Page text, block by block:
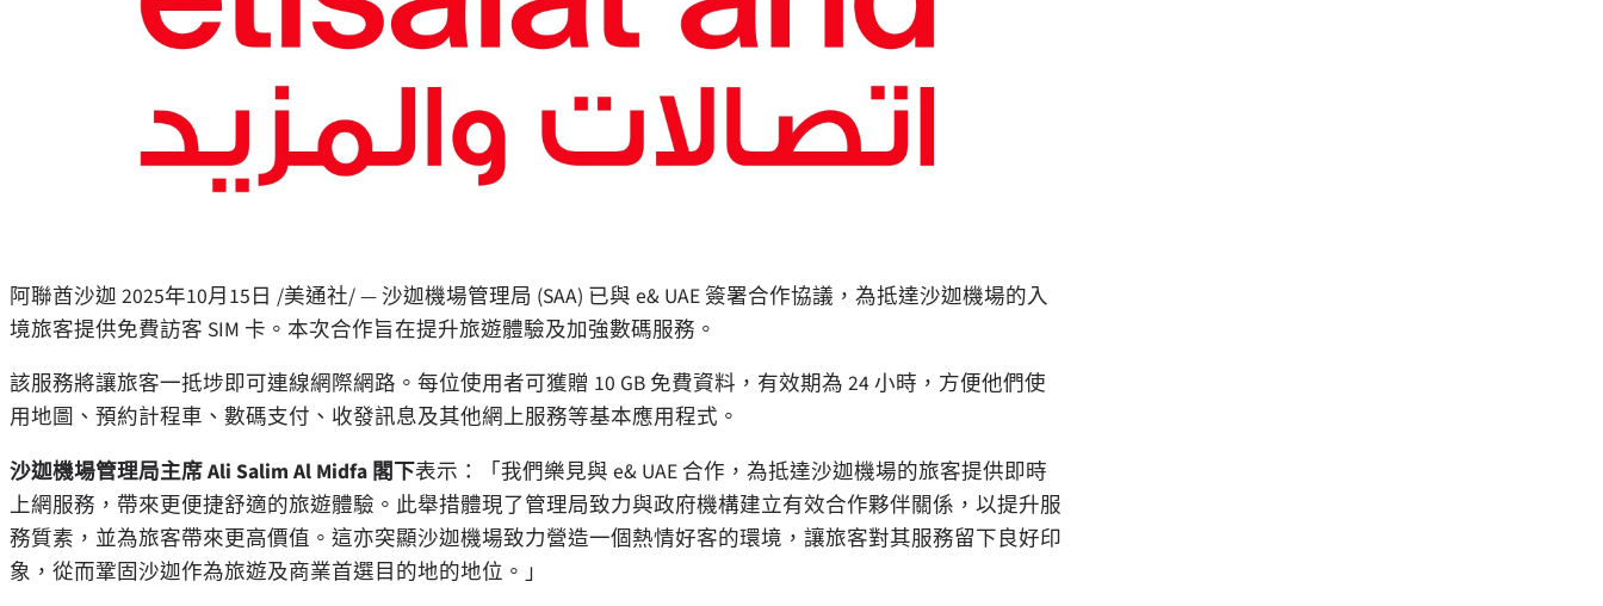
阿聯酋沙迦 2025年10月15日 /美通社/ — 沙迦機場管理局 (SAA) 已與 e& UAE 簽署合作協議，為抵達沙迦機場的入
境旅客提供免費訪客 SIM 卡。本次合作旨在提升旅遊體驗及加強數碼服務。
該服務將讓旅客一抵埗即可連線網際網路。每位使用者可獲贈 10 GB 免費資料，有效期為 24 小時，方便他們使
用地圖、預約計程車、數碼支付、收發訊息及其他網上服務等基本應用程式。
沙迦機場管理局主席Ali Salim Al Midfa 閣下表示：「我們樂見與 e& UAE 合作，為抵達沙迦機場的旅客提供即時
上網服務，帶來更便捷舒適的旅遊體驗。此舉措體現了管理局致力與政府機構建立有效合作夥伴關係，以提升服
務質素，並為旅客帶來更高價值。這亦突顯沙迦機場致力營造一個熱情好客的環境，讓旅客對其服務留下良好印
象，從而鞏固沙迦作為旅遊及商業首選目的地的地位。」